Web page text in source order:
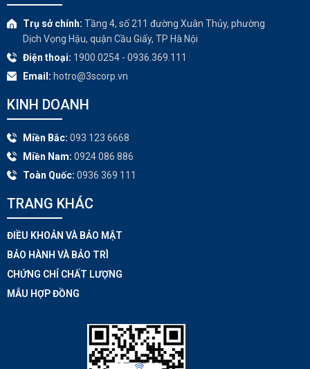
Trụ sở chính: Tầng 4, số 211 đường Xuân Thủy, phường
Dịch Vọng Hậu, quận Cầu Giấy, TP Hà Nội
Điện thoại: 1900.0254 - 0936.369.111
Email: hotro@3scorp.vn
KINH DOANH
Miền Bắc: 093 123 6668
Miền Nam: 0924 086 886
Toàn Quốc: 0936 369 111
TRANG KHÁC​
ĐIỀU KHOẢN VÀ BẢO MẬT
BẢO HÀNH VÀ BẢO TRÌ
CHỨNG CHỈ CHẤT LƯỢNG
MẪU HỢP ĐỒNG